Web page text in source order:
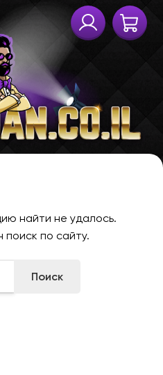
найти не удалось.
поиск по сайту.